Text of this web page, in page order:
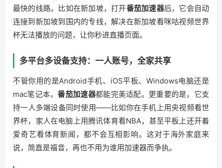
最快的线路。比如在新加坡，打开番茄加速器后，它会自动
连接到新加坡到国内的专线，解决在新加坡看咪咕视频世界
杯无法播放的问题，让你秒进直播页面。
多平台多设备支持：一人账号，全家共享
不管你用的是Android手机、iOS平板、Windows电脑还是
mac笔记本，番茄加速器都能完美适配。更重要的是，它支
持一人多端设备同时使用——比如你在手机上用央视频看世
界杯，家人在电脑上用腾讯体育看NBA，甚至平板上还开着
爱奇艺看体育新闻，都不会互相影响。这对于海外家庭来
说，简直是福音，再也不用为谁用加速器而争执。